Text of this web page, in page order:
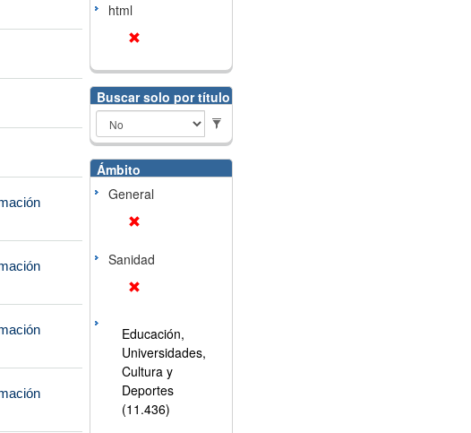
html
Buscar solo por título
Ámbito
General
Sanidad
Educación,
Universidades,
Cultura y
Deportes
(11.436)